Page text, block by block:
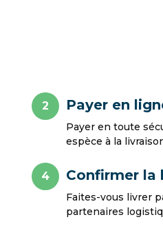
2 Payer en
Payer en toute
espèce à la
4 Confirmer la
Faites-vous livrer
partenaires